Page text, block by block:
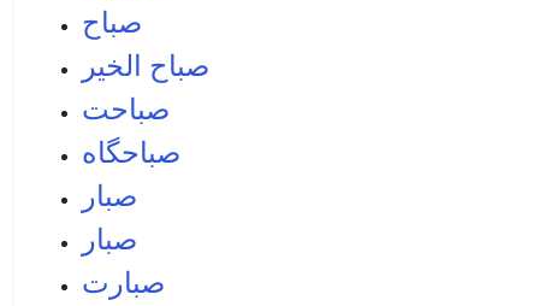
صباح
صباح الخير
صباحت
صباحگاه
صبار
صبار
صبارت